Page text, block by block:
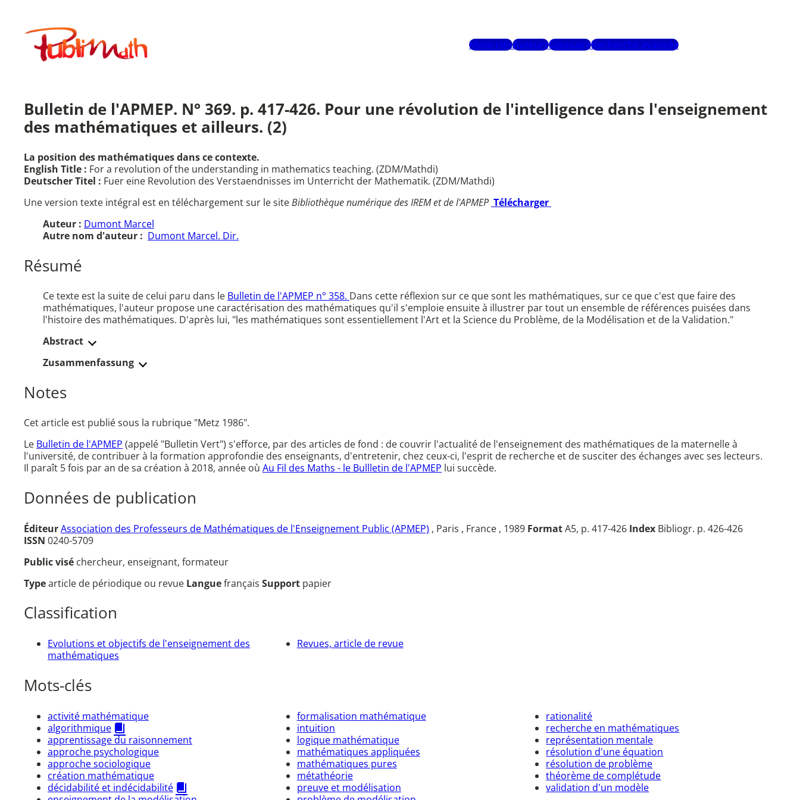
contenuPublimath
Mots-clésAuteursGlossaireRecherche avancée
Bulletin de l'APMEP. N° 369. p. 417-426. Pour une révolution de l'intelligence dans l'enseignement
des mathématiques et ailleurs. (2)
La position des mathématiques dans ce contexte.
English Title : For a revolution of the understanding in mathematics teaching. (ZDM/Mathdi)
Deutscher Titel : Fuer eine Revolution des Verstaendnisses im Unterricht der Mathematik. (ZDM/Mathdi)
Une version texte intégral est en téléchargement sur le siteBibliothèque numérique des IREM et de l'APMEP Télécharger
Auteur : Dumont Marcel
Autre nom d'auteur : Dumont Marcel. Dir.
Résumé
Ce texte est la suite de celui paru dans le Bulletin de l'APMEP n° 358. Dans cette réflexion sur ce que sont les mathématiques, sur ce que c'est que faire des
mathématiques, l'auteur propose une caractérisation des mathématiques qu'il s'emploie ensuite à illustrer par tout un ensemble de références puisées dans
l'histoire des mathématiques. D'après lui, "les mathématiques sont essentiellement l'Art et la Science du Problème, de la Modélisation et de la Validation."
Abstract
Zusammenfassung
Notes
Cet article est publié sous la rubrique "Metz 1986".
Le Bulletin de l'APMEP (appelé "Bulletin Vert") s'efforce, par des articles de fond : de couvrir l'actualité de l'enseignement des mathématiques de la maternelle à
l'université, de contribuer à la formation approfondie des enseignants, d'entretenir, chez ceux-ci, l'esprit de recherche et de susciter des échanges avec ses lecteurs.
Il paraît 5 fois par an de sa création à 2018, année où Au Fil des Maths - le Bullletin de l'APMEP lui succède.
Données de publication
ÉditeurAssociation des Professeurs de Mathématiques de l'Enseignement Public (APMEP) , Paris , France , 1989 FormatA5, p. 417-426 Index Bibliogr. p. 426-426
ISSN 0240-5709
Public visé chercheur, enseignant, formateur
Typearticle de périodique ou revue Languefrançais Support papier
Classification
Evolutions et objectifs de l'enseignement des
mathématiques
Revues, article de revue
Mots-clés
activité mathématique
algorithmique
apprentissage du raisonnement
approche psychologique
approche sociologique
création mathématique
décidabilité et indécidabilité
formalisation mathématique
intuition
logique mathématique
mathématiques appliquées
mathématiques pures
métathéorie
preuve et modélisation
rationalité
recherche en mathématiques
représentation mentale
résolution d'une équation
résolution de problème
théorème de complétude
validation d'un modèle